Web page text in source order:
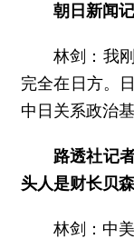
朝日新闻
林剑：我
完全在日方。
中日关系政治
路透社记
头人是财长贝
林剑：中